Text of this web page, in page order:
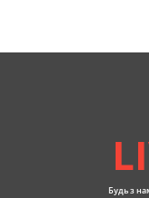
Будь з